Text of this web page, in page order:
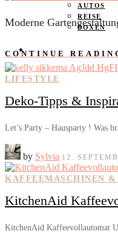
AUTOS
REISE
BOXEN
KIND & KEGEL
Moderne
CONTINUE
LIFESTYLE
Deko-Tipps &
Let’s Party – Hausparty ! Was
by Sylvia 12.
KAFFEEMASCHINEN &
KitchenAid
KitchenAid Kaffeevollautomat